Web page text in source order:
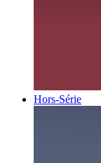
Hors-Série